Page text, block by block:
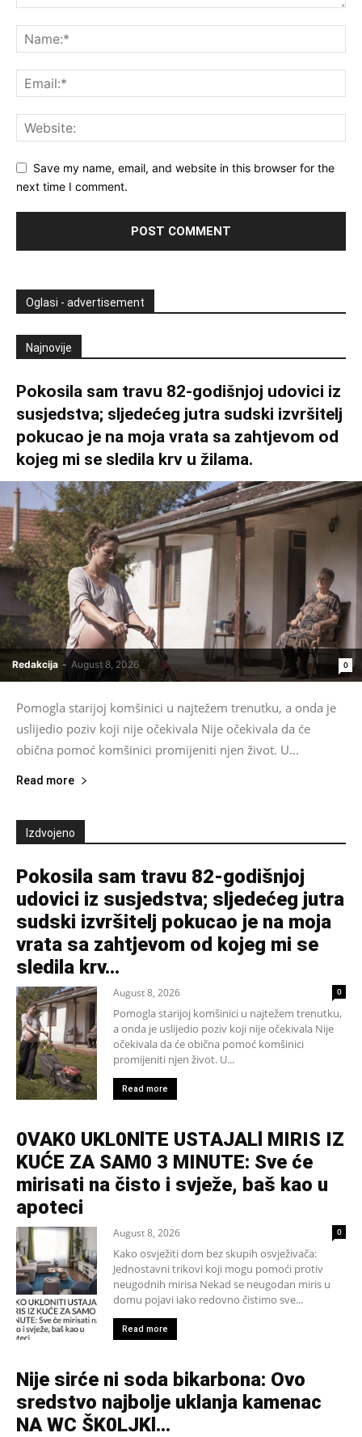
Save my name, email, and website in this browser for the
next time I comment.
Oglasi - advertisement
Najnovije
Pokosila sam travu 82-godišnjoj udovici iz
susjedstva; sljedećeg jutra sudski izvršitelj
pokucao je na moja vrata sa zahtjevom od
kojeg mi se sledila krv u žilama.
Redakcija - August 8, 2026 0
Pomogla starijoj komšinici u najtežem trenutku, a onda je
uslijedio poziv koji nije očekivala Nije očekivala da će
obična pomoć komšinici promijeniti njen život. U...
Read more
Izdvojeno
Pokosila sam travu 82-godišnjoj
udovici iz susjedstva; sljedećeg jutra
sudski izvršitelj pokucao je na moja
vrata sa zahtjevom od kojeg mi se
sledila krv...
August 8, 2026 0
Pomogla starijoj komšinici u najtežem trenutku,
a onda je uslijedio poziv koji nije očekivala Nije
očekivala da će obična pomoć komšinici
promijeniti njen život. U...
Read more
0VAK0 UKL0NlTE USTAJALl MIRIS IZ
KUĆE ZA SAM0 3 MINUTE: Sve će
mirisati na čisto i svježe, baš kao u
apoteci
August 8, 2026 0
Kako osvježiti dom bez skupih osvježivača:
Jednostavni trikovi koji mogu pomoći protiv
neugodnih mirisa Nekad se neugodan miris u
domu pojavi iako redovno čistimo sve...
Read more
Nije sirće ni soda bikarbona: Ovo
sredstvo najbolje uklanja kamenac
NA WC ŠK0LJKl…